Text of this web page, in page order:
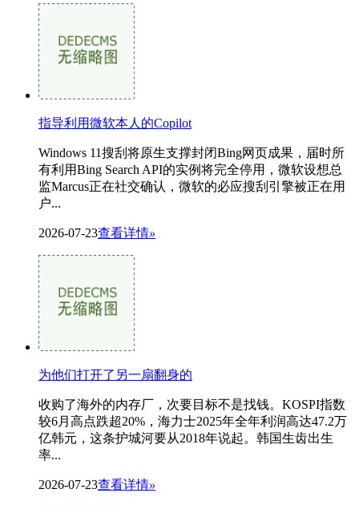
指导利用微软本人的Copilot
Windows 11搜刮将原生支撑封闭Bing网页成果，届时所
有利用Bing Search API的实例将完全停用，微软设想总
监Marcus正在社交确认，微软的必应搜刮引擎被正在用
户...
2026-07-23查看详情»
为他们打开了另一扇翻身的
收购了海外的内存厂，次要目标不是找钱。KOSPI指数
较6月高点跌超20%，海力士2025年全年利润高达47.2万
亿韩元，这条护城河要从2018年说起。韩国生齿出生
率...
2026-07-23查看详情»